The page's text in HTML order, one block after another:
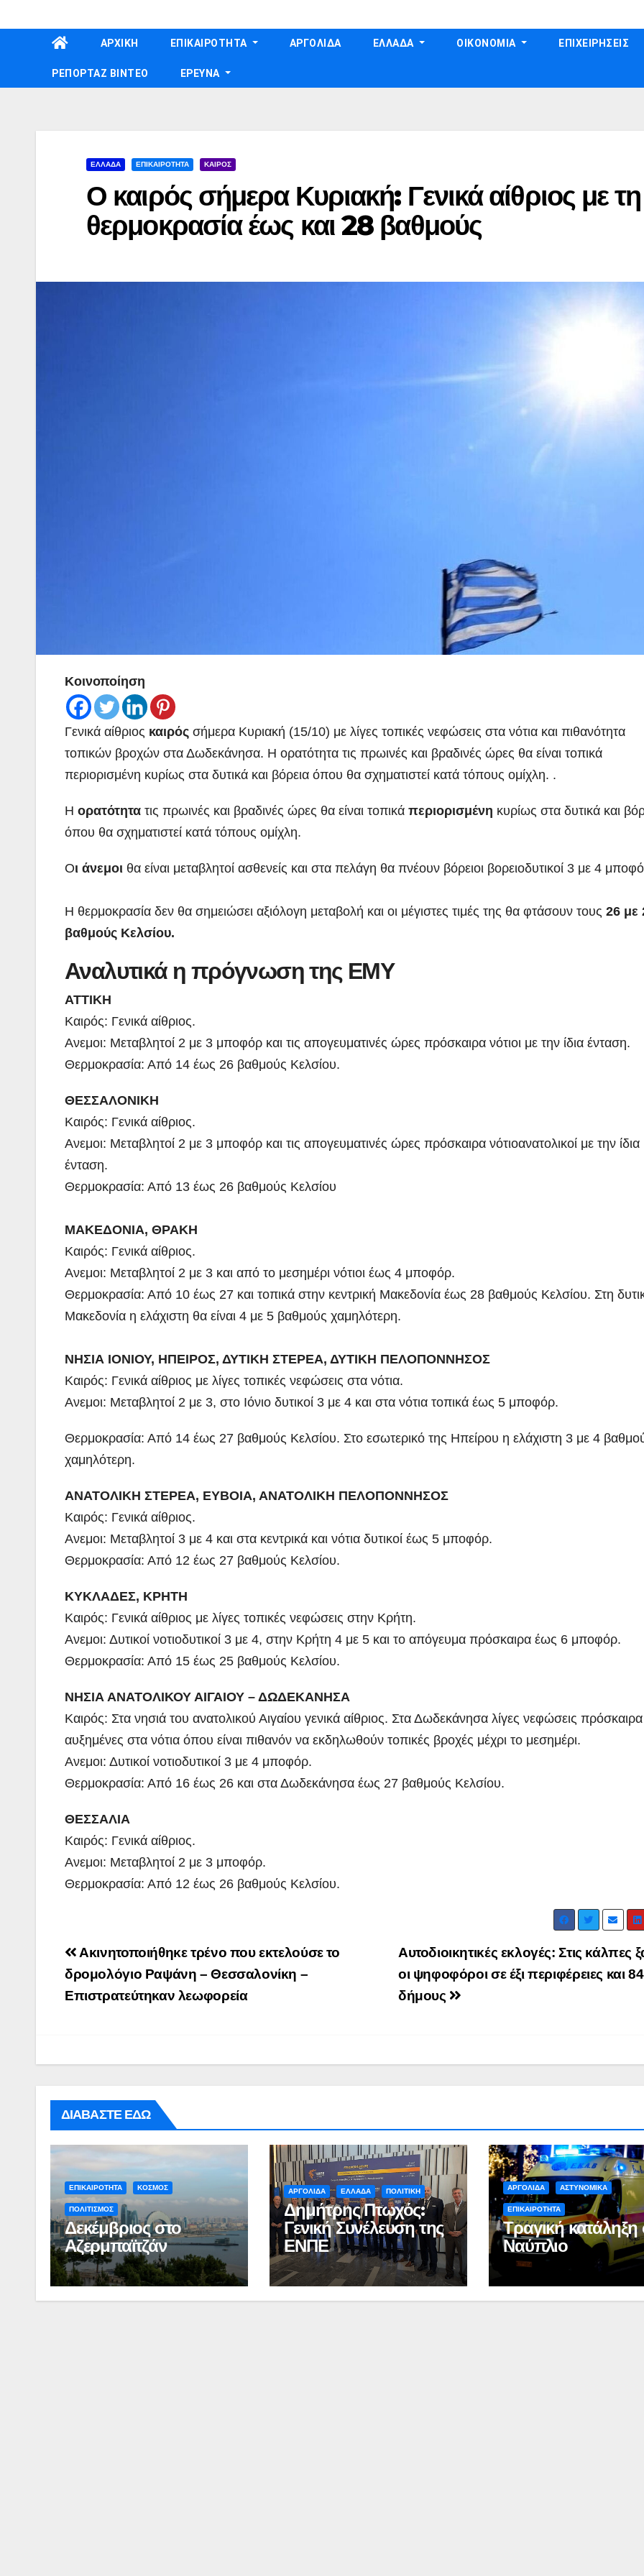
to
ΑΡΧΙΚΗ ΕΠΙΚΑΙΡΟΤΗΤΑ ΑΡΓΟΛΙΔΑ ΕΛΛΑΔΑ ΟΙΚΟΝΟΜΙΑ ΕΠΙΧΕΙΡΗΣΕΙΣ
ΡΕΠΟΡΤΑΖ ΒΙΝΤΕΟ ΕΡΕΥΝΑ
ΕΛΛΑΔΑ ΕΠΙΚΑΙΡΟΤΗΤΑ ΚΑΙΡΟΣ
Ο καιρός σήμερα Κυριακή: Γενικά αίθριος με τη
θερμοκρασία έως και 28 βαθμούς
Κοινοποίηση
Γενικά αίθριος καιρός σήμερα Κυριακή (15/10) με λίγες τοπικές νεφώσεις στα νότια και πιθανότητα
τοπικών βροχών στα Δωδεκάνησα. Η ορατότητα τις πρωινές και βραδινές ώρες θα είναι τοπικά
περιορισμένη κυρίως στα δυτικά και βόρεια όπου θα σχηματιστεί κατά τόπους ομίχλη. .
Η ορατότητα τις πρωινές και βραδινές ώρες θα είναι τοπικά περιορισμένη κυρίως στα δυτικά και
όπου θα σχηματιστεί κατά τόπους ομίχλη.
Οι άνεμοι θα είναι μεταβλητοί ασθενείς και στα πελάγη θα πνέουν βόρειοι βορειοδυτικοί 3 με 4
Η θερμοκρασία δεν θα σημειώσει αξιόλογη μεταβολή και οι μέγιστες τιμές της θα φτάσουν τους 26 με
βαθμούς Κελσίου.
Αναλυτικά η πρόγνωση της ΕΜΥ
ΑΤΤΙΚΗ
Καιρός: Γενικά αίθριος.
Ανεμοι: Μεταβλητοί 2 με 3 μποφόρ και τις απογευματινές ώρες πρόσκαιρα νότιοι με την ίδια ένταση.
Θερμοκρασία: Από 14 έως 26 βαθμούς Κελσίου.
ΘΕΣΣΑΛΟΝΙΚΗ
Καιρός: Γενικά αίθριος.
Ανεμοι: Μεταβλητοί 2 με 3 μποφόρ και τις απογευματινές ώρες πρόσκαιρα νότιοανατολικοί με την ίδια
ένταση.
Θερμοκρασία: Από 13 έως 26 βαθμούς Κελσίου
ΜΑΚΕΔΟΝΙΑ, ΘΡΑΚΗ
Καιρός: Γενικά αίθριος.
Ανεμοι: Μεταβλητοί 2 με 3 και από το μεσημέρι νότιοι έως 4 μποφόρ.
Θερμοκρασία: Από 10 έως 27 και τοπικά στην κεντρική Μακεδονία έως 28 βαθμούς Κελσίου. Στη
Μακεδονία η ελάχιστη θα είναι 4 με 5 βαθμούς χαμηλότερη.
ΝΗΣΙΑ ΙΟΝΙΟΥ, ΗΠΕΙΡΟΣ, ΔΥΤΙΚΗ ΣΤΕΡΕΑ, ΔΥΤΙΚΗ ΠΕΛΟΠΟΝΝΗΣΟΣ
Καιρός: Γενικά αίθριος με λίγες τοπικές νεφώσεις στα νότια.
Ανεμοι: Μεταβλητοί 2 με 3, στο Ιόνιο δυτικοί 3 με 4 και στα νότια τοπικά έως 5 μποφόρ.
Θερμοκρασία: Από 14 έως 27 βαθμούς Κελσίου. Στο εσωτερικό της Ηπείρου η ελάχιστη 3 με 4
χαμηλότερη.
ΑΝΑΤΟΛΙΚΗ ΣΤΕΡΕΑ, ΕΥΒΟΙΑ, ΑΝΑΤΟΛΙΚΗ ΠΕΛΟΠΟΝΝΗΣΟΣ
Καιρός: Γενικά αίθριος.
Ανεμοι: Μεταβλητοί 3 με 4 και στα κεντρικά και νότια δυτικοί έως 5 μποφόρ.
Θερμοκρασία: Από 12 έως 27 βαθμούς Κελσίου.
ΚΥΚΛΑΔΕΣ, ΚΡΗΤΗ
Καιρός: Γενικά αίθριος με λίγες τοπικές νεφώσεις στην Κρήτη.
Ανεμοι: Δυτικοί νοτιοδυτικοί 3 με 4, στην Κρήτη 4 με 5 και το απόγευμα πρόσκαιρα έως 6 μποφόρ.
Θερμοκρασία: Από 15 έως 25 βαθμούς Κελσίου.
ΝΗΣΙΑ ΑΝΑΤΟΛΙΚΟΥ ΑΙΓΑΙΟΥ – ΔΩΔΕΚΑΝΗΣΑ
Καιρός: Στα νησιά του ανατολικού Αιγαίου γενικά αίθριος. Στα Δωδεκάνησα λίγες νεφώσεις πρόσκαιρα
αυξημένες στα νότια όπου είναι πιθανόν να εκδηλωθούν τοπικές βροχές μέχρι το μεσημέρι.
Ανεμοι: Δυτικοί νοτιοδυτικοί 3 με 4 μποφόρ.
Θερμοκρασία: Από 16 έως 26 και στα Δωδεκάνησα έως 27 βαθμούς Κελσίου.
ΘΕΣΣΑΛΙΑ
Καιρός: Γενικά αίθριος.
Ανεμοι: Μεταβλητοί 2 με 3 μποφόρ.
Θερμοκρασία: Από 12 έως 26 βαθμούς Κελσίου.
Post
navigation
Αυτοδιοικητικές εκλογές: Στις κάλπες
οι ψηφοφόροι σε έξι περιφέρειες και 84
δήμους
Ακινητοποιήθηκε τρένο που εκτελούσε το
δρομολόγιο Ραψάνη – Θεσσαλονίκη –
Επιστρατεύτηκαν λεωφορεία
ΔΙΑΒΑΣΤΕ ΕΔΩ
ΕΠΙΚΑΙΡΟΤΗΤΑ ΚΟΣΜΟΣ
ΠΟΛΙΤΙΣΜΟΣ
Δεκέμβριος στο
Αζερμπαϊτζάν
ΑΡΓΟΛΙΔΑ ΕΛΛΑΔΑ ΠΟΛΙΤΙΚΗ
Δημήτρης Πτωχός:
Γενική Συνέλευση της
ΕΝΠΕ
ΑΡΓΟΛΙΔΑ ΑΣΤΥΝΟΜΙΚΑ
ΕΠΙΚΑΙΡΟΤΗΤΑ
Τραγική κατάληξη
Ναύπλιο
ΝΑΥΠΛΙΟ:
(βίντεο)
ΑΡΓΟΛΙΔΑ ΡΕΠΟΡΤΑΖ ΒΙΝΤΕΟ
ΦΟΔΣΑ κ.
Ιωάννη
Σμυρνιώτη στο
Ολιστικό Σχέδιο
Ανακύκλωσης
ΑΡΓΟΛΙΔΑ